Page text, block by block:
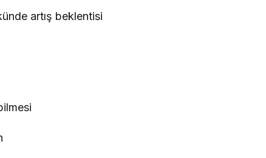
artış beklentisi